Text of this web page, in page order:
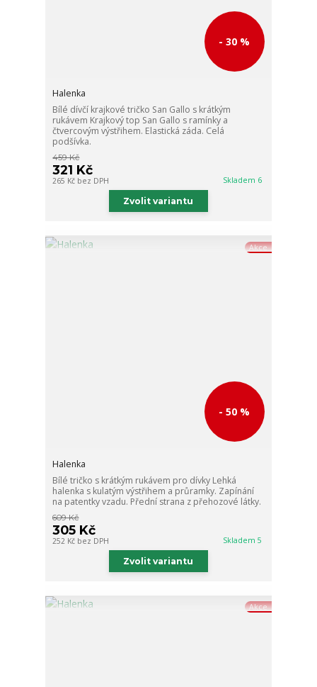
- 30 %
Halenka
Bílé dívčí krajkové tričko San Gallo s krátkým
rukávem Krajkový top San Gallo s ramínky a
čtvercovým výstřihem. Elastická záda. Celá
podšívka.
459 Kč
321 Kč
265 Kč bez DPH Skladem 6
Zvolit variantu
Akce
- 50 %
Halenka
Bílé tričko s krátkým rukávem pro dívky Lehká
halenka s kulatým výstřihem a průramky. Zapínání
na patentky vzadu. Přední strana z přehozové látky.
609 Kč
305 Kč
252 Kč bez DPH Skladem 5
Zvolit variantu
Akce